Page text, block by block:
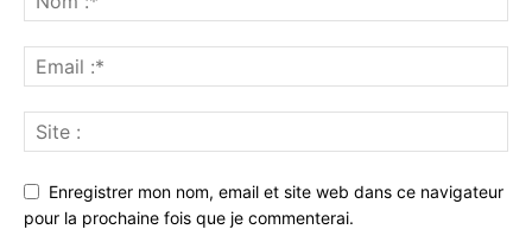
Enregistrer mon nom, email et site web dans ce navigateur
pour la prochaine fois que je commenterai.